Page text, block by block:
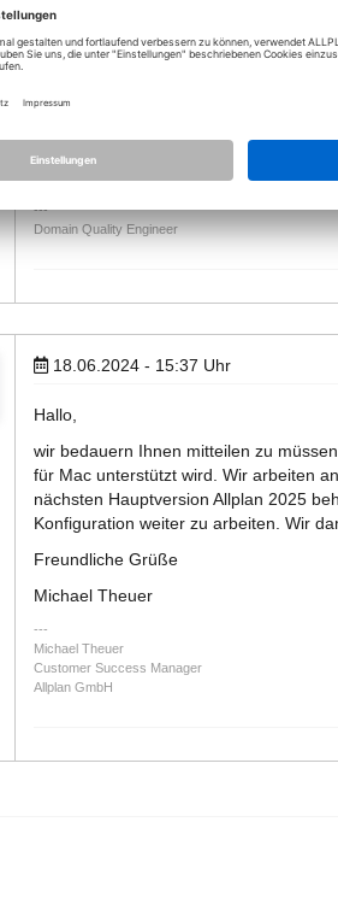
Hallo Schmidt_Manuel04,
Grüße
Domain Quality Engineer
18.06.2024 - 15:37 Uhr
Hallo,
wir bedauern Ihnen mitteilen zu
für Mac unterstützt wird. Wir arbeiten
nächsten Hauptversion Allplan 2025
Konfiguration weiter zu arbeiten. Wir
Freundliche Grüße
Michael Theuer
Michael Theuer
Customer Success Manager
Allplan GmbH